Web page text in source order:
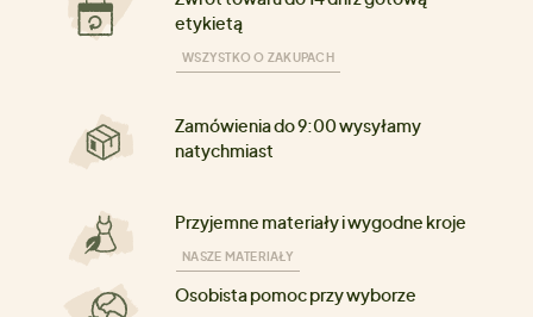
etykietą
WSZYSTKO O ZAKUPACH
Zamówienia do 9:00 wysyłamy
natychmiast
Przyjemne materiały i wygodne kroje
NASZE MATERIAŁY
Osobista pomoc przy wyborze